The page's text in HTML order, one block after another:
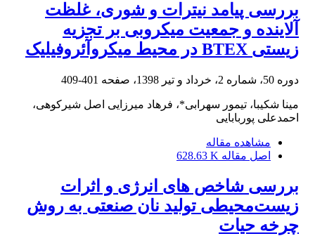
بررسی پیامد نیترات و شوری، غلظت
آلاینده و جمعیت میکروبی بر تجزیه
زیستی BTEX در محیط میکروآئروفیلیک
دوره 50، شماره 2، خرداد و تیر 1398، صفحه 401-409
مینا شکیبا، تیمور سهرابی*، فرهاد میرزایی اصل شیرکوهی،
احمدعلی پوربابایی
مشاهده مقاله
اصل مقاله 628.63 K
بررسی شاخص های انرژی و اثرات
زیست‌محیطی تولید نان صنعتی به روش
چرخه حیات